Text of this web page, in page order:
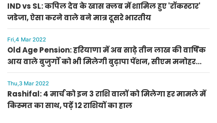
IND vs SL: कपिल देव के खास क्लब में शामिल हुए 'रॉकस्टार'
जडेजा, ऐसा करने वाले बने मात्र दूसरे भारतीय
Fri,4 Mar 2022
Old Age Pension: हरियाणा में अब साढ़े तीन लाख की वार्षिक
आय वाले बुजुर्गों को भी मिलेगी बुढ़ापा पेंशन, सीएम मनोहर
लाल का ऐलान
Thu,3 Mar 2022
Rashifal: 4 मार्च को इन 3 राशि वालों को मिलेगा हर मामले में
किस्मत का साथ, पढ़ें 12 राशियों का हाल